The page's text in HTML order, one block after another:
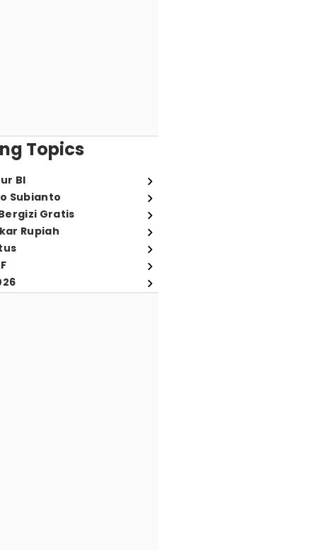
Topics
BI
Subianto
Gratis
Rupiah